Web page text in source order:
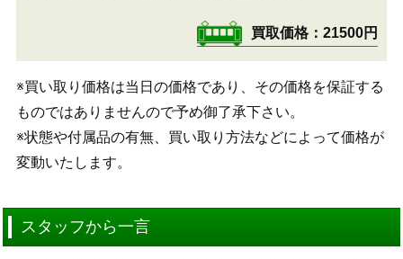
買取価格 21500円
※買い取り価格は当日の価格であり、その価格を保証する
ものではありませんので予め御了承下さい。
※状態や付属品の有無、買い取り方法などによって価格が
変動いたします。
スタッフから一言